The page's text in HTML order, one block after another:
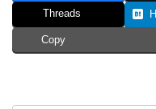
Threads
Copy